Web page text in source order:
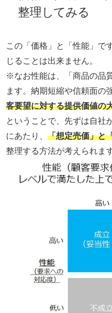
整理してみる
この「価格」と「性能」で
じることは出来ません。
※なお性能は、「商品の品
ます。納期短縮や信頼面の
客要望に対する提供価値の
ということで、先ずは自社
にあたり、 「想定売価」と
整理する方法が考えられます